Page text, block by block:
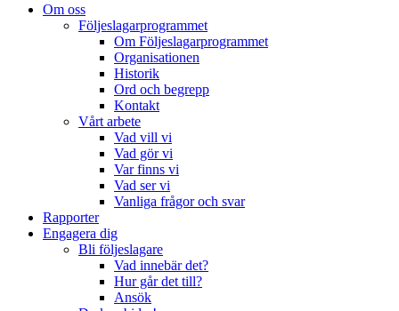
Om oss
Följeslagarprogrammet
Om Följeslagarprogrammet
Organisationen
Historik
Ord och begrepp
Kontakt
Vårt arbete
Vad vill vi
Vad gör vi
Var finns vi
Vad ser vi
Vanliga frågor och svar
Rapporter
Engagera dig
Bli följeslagare
Vad innebär det?
Hur går det till?
Ansök